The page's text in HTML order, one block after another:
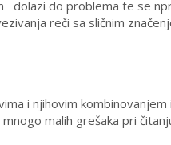
dolazi do problema te se
reči sa sličnim
i njihovim kombinovanjem i
malih grešaka pri